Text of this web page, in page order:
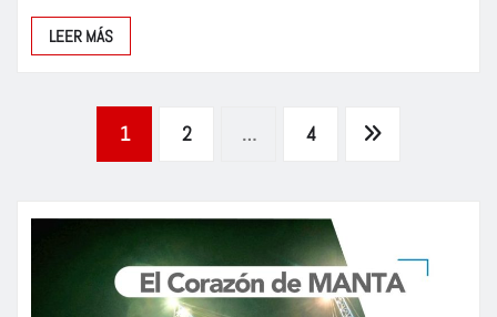
LEER MÁS
Paginación
de
entradas
1 2 … 4